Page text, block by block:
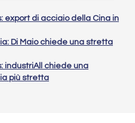
export di acciaio della Cina in
Di Maio chiede una stretta
industriAll chiede una
più stretta